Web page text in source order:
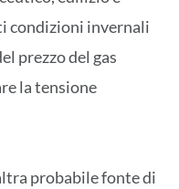
condizioni invernali
prezzo del gas
la tensione
probabile fonte di